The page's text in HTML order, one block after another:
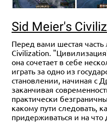
Sid Meier's
Перед вами шестая
Civilization.
она сочетает в себе
играть за одно из
становлении, начиная с
заканчивая
практически
какому пути следовать,
придерживаться и на что